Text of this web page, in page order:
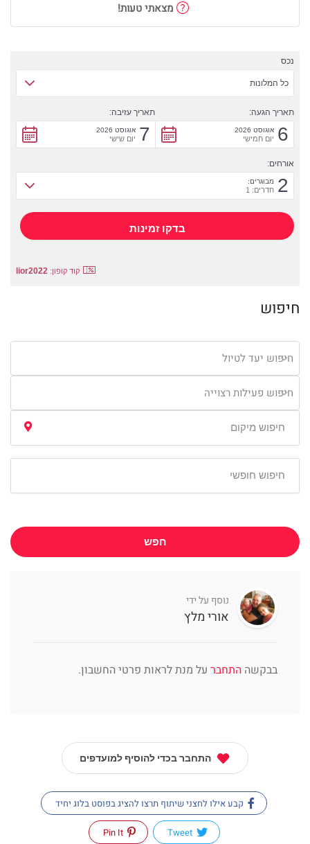
מצאתי טעות!
נכס
כל המלונות
תאריך הגעה:
6 אוגוסט 2026
יום חמישי
תאריך עזיבה:
7 אוגוסט 2026
יום שישי
אורחים:
2 מבוגרים:
חדרים: 1
קוד קופון: lior2022
חיפוש
חיפוש יעד לטיול
חיפוש פעילות רצוייה
חפש
נוסף על ידי
אורי מלץ
בבקשה התחבר על מנת לראות פרטי החשבון.
התחבר בכדי להוסיף למועדפים
קבע אילו לחצני שיתוף תרצו להציג בפוסט בלוג יחיד
Tweet
Pin It